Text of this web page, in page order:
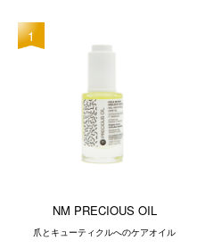
1
NM PRECIOUS OIL
爪とキューティクルへのケアオイル